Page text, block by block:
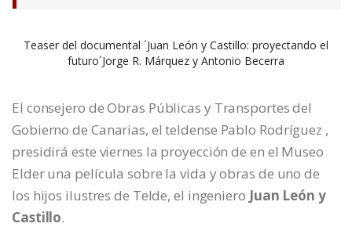
Teaser del documental ´Juan León y Castillo: proyectando el
futuro´Jorge R. Márquez y Antonio Becerra
El consejero de Obras Públicas y Transportes del
Gobierno de Canarias, el teldense Pablo Rodríguez ,
presidirá este viernes la proyección de en el Museo
Elder una película sobre la vida y obras de uno de
los hijos ilustres de Telde, el ingeniero Juan León y
Castillo.